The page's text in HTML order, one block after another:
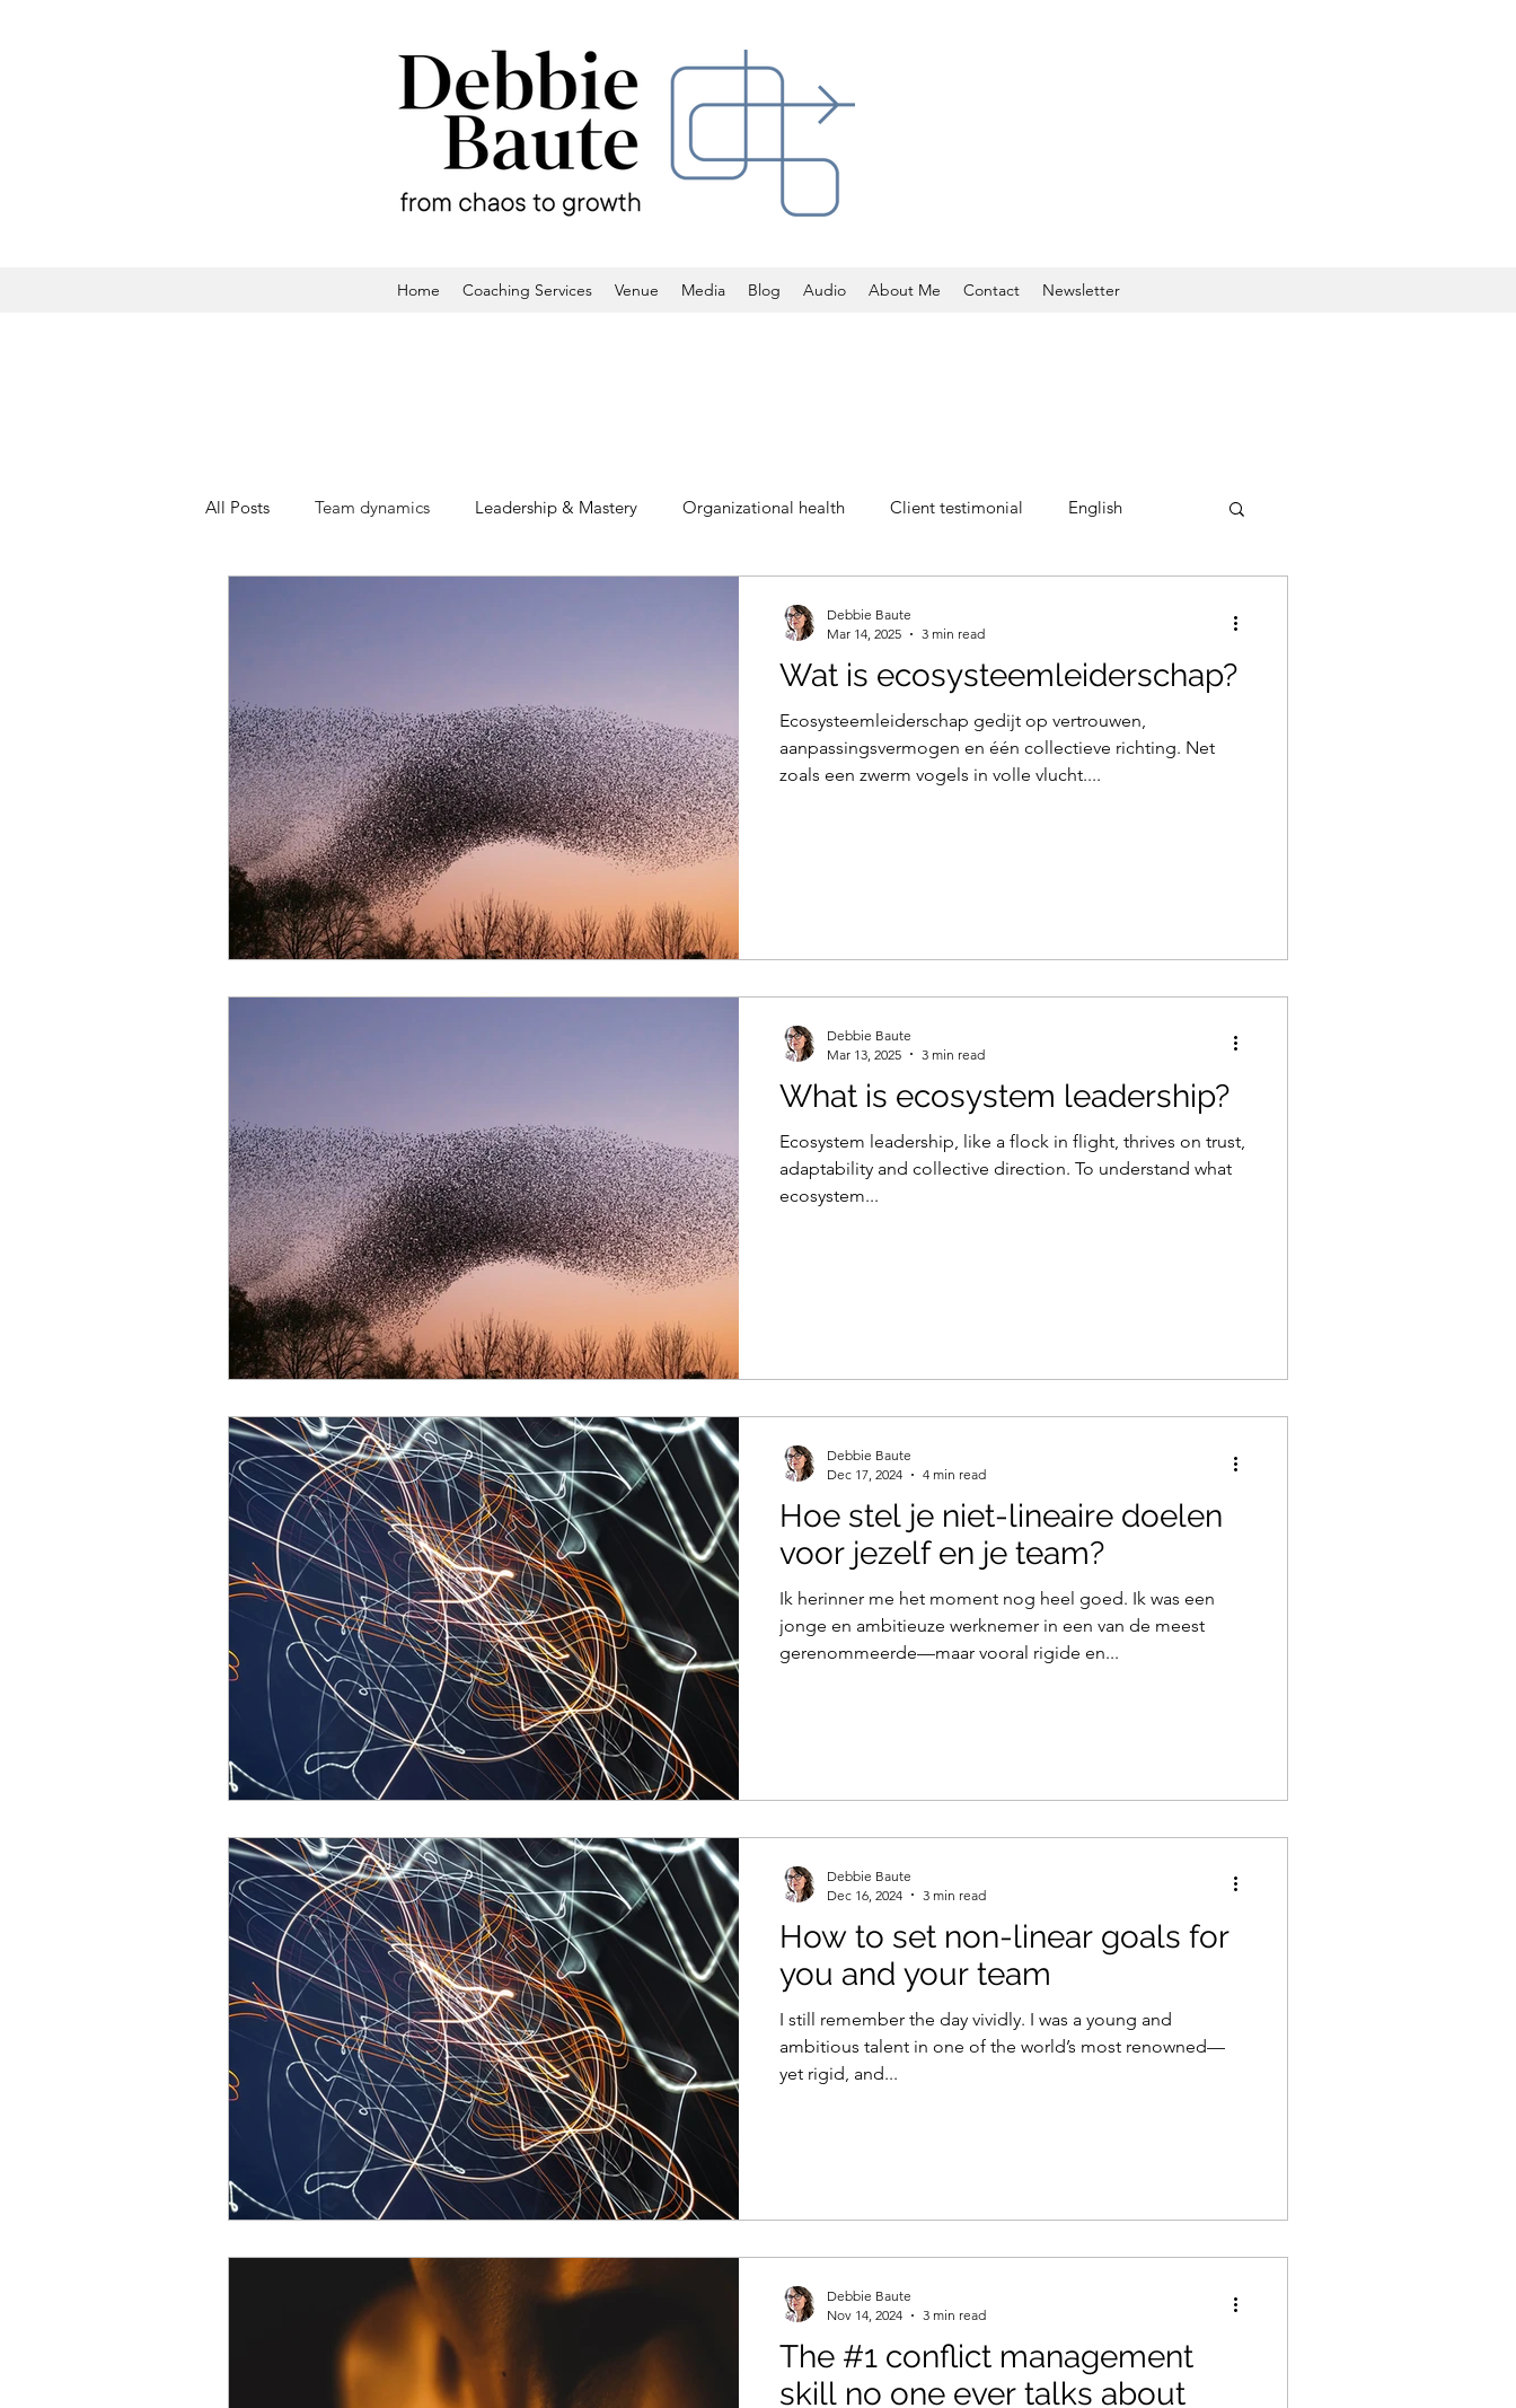
Home Coaching Services Venue Media Blog Audio About Me Contact Newsletter
All Posts Team dynamics Leadership & Mastery Organizational health Client testimonial English
Wat is ecosysteemleiderschap?
Ecosysteemleiderschap gedijt op vertrouwen,
aanpassingsvermogen en één collectieve richting. Net
zoals een zwerm vogels in volle vlucht....
Debbie Baute
Mar 14, 2025
3 min read
What is ecosystem leadership?
Ecosystem leadership, like a flock in flight, thrives on trust,
adaptability and collective direction. To understand what
ecosystem...
Debbie Baute
Mar 13, 2025
3 min read
Hoe stel je niet-lineaire doelen
voor jezelf en je team?
Ik herinner me het moment nog heel goed. Ik was een
jonge en ambitieuze werknemer in een van de meest
gerenommeerde—maar vooral rigide en...
Debbie Baute
Dec 17, 2024
4 min read
How to set non-linear goals for
you and your team
I still remember the day vividly. I was a young and
ambitious talent in one of the world’s most renowned—
yet rigid, and...
Debbie Baute
Dec 16, 2024
3 min read
The #1 conflict management
skill no one ever talks about
Debbie Baute
Nov 14, 2024
3 min read